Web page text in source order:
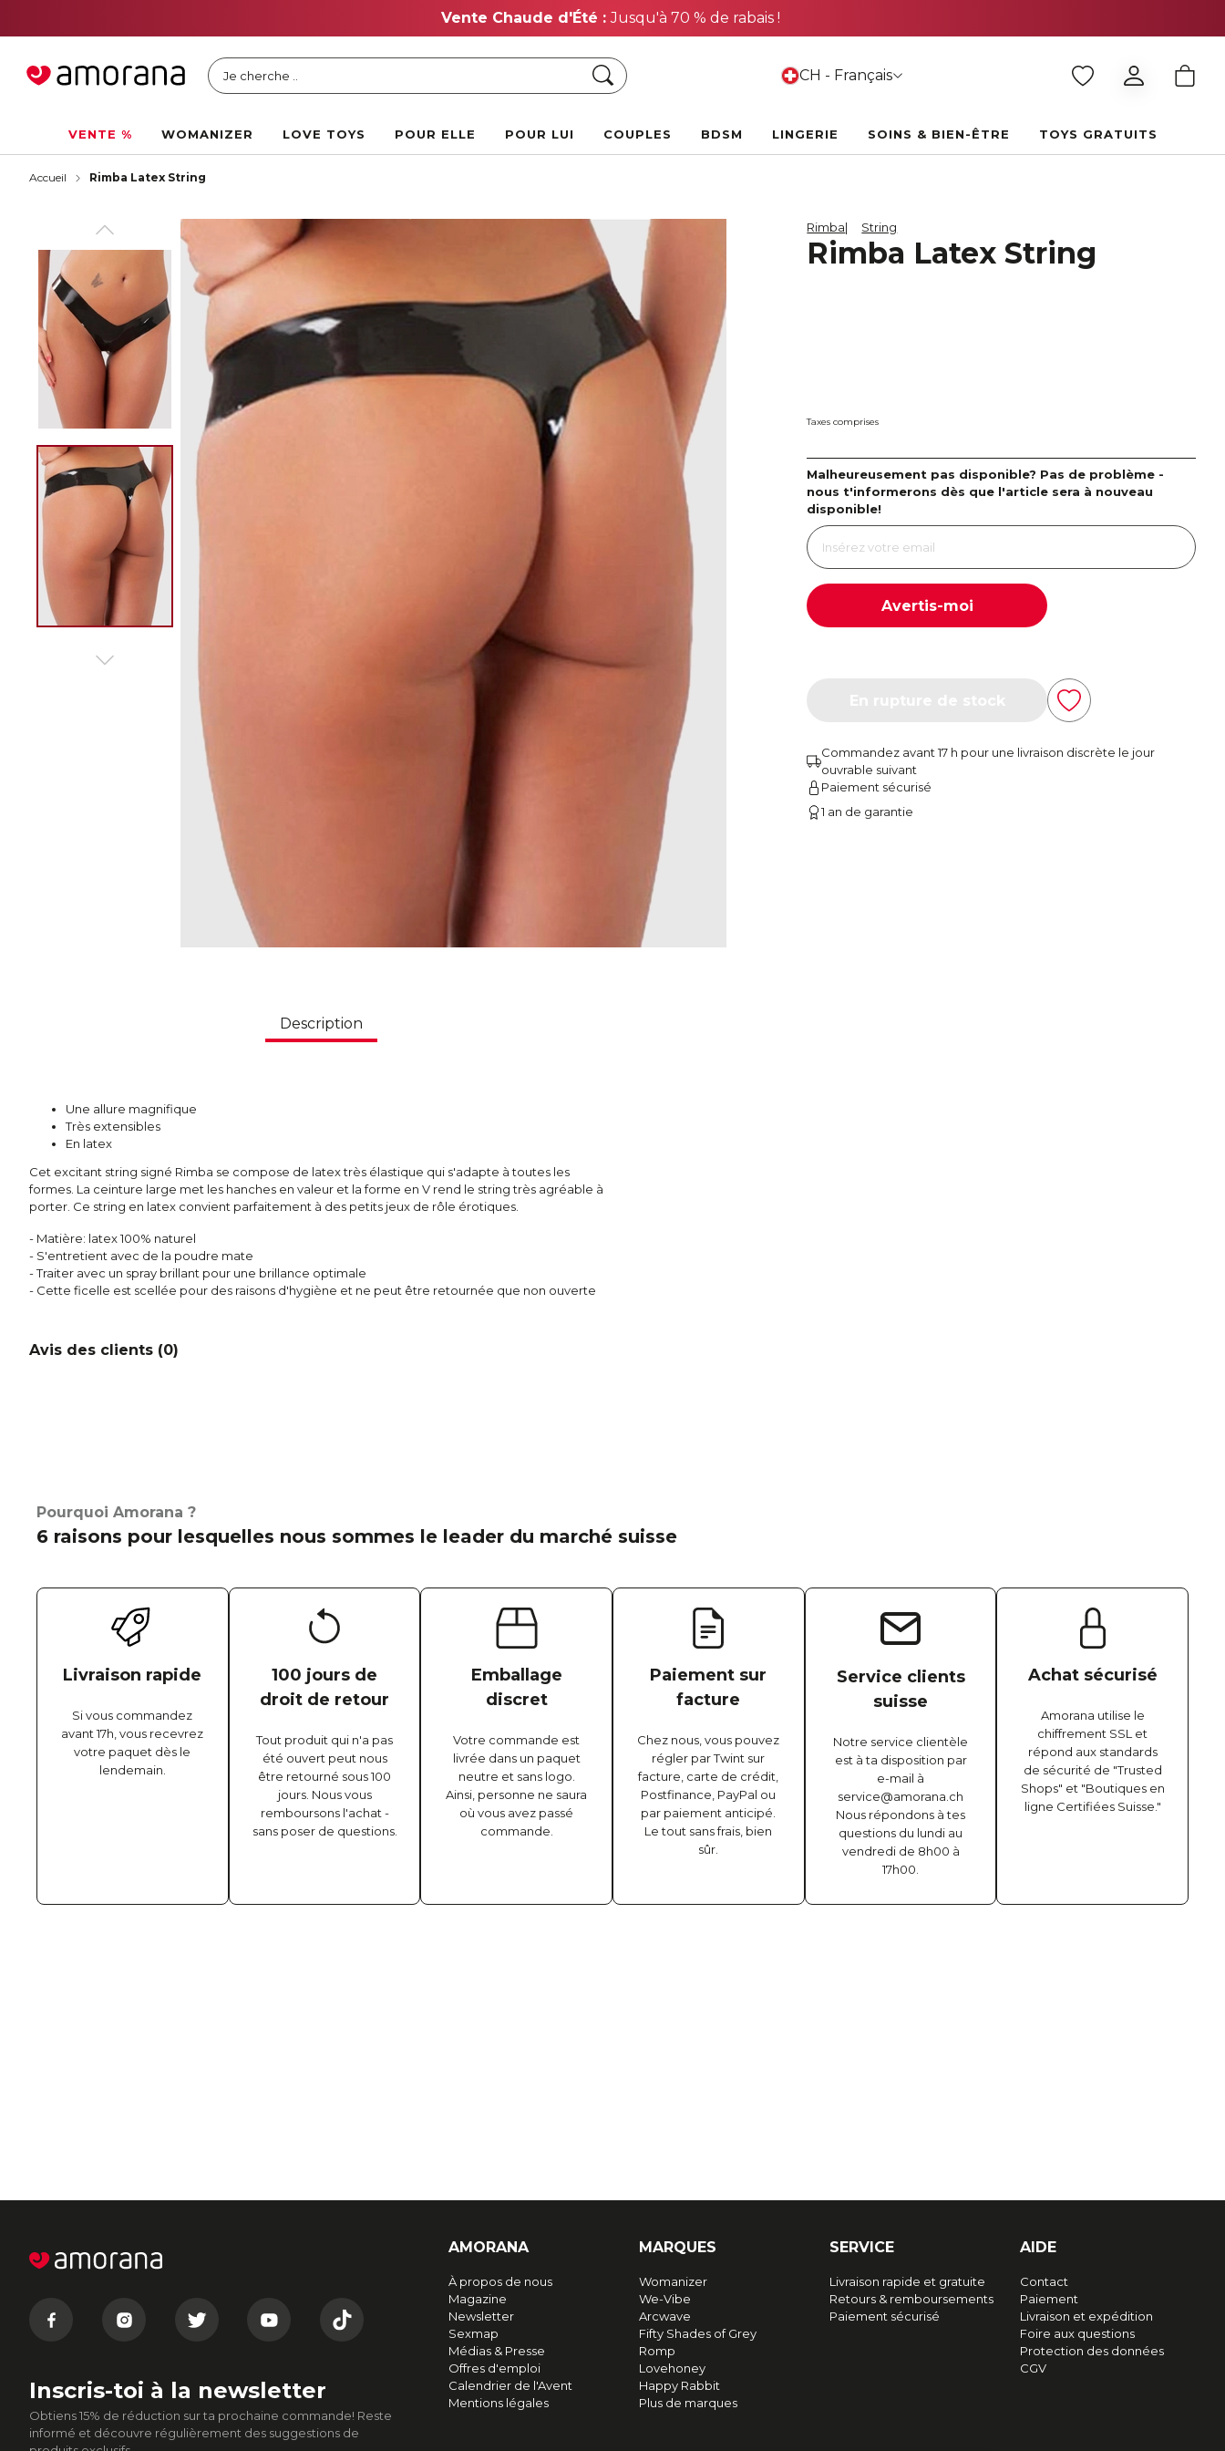
Vente Chaude d'Été :Jusqu'à 70 % de rabais !
Je cherche .. Chercher CH - Français
VENTE % WOMANIZER LOVE TOYS POUR ELLE POUR LUI COUPLES BDSM LINGERIE SOINS & BIEN-ÊTRE TOYS GRATUITS
Accueil Rimba Latex String
Rimba String
Rimba Latex String
Taxes comprises
Malheureusement pas disponible? Pas de problème -
nous t'informerons dès que l'article sera à nouveau
disponible!
Avertis-moi
Commandez avant 17 h pour une livraison discrète le jour
ouvrable suivant
Paiement sécurisé
1 an de garantie
Description
Une allure magnifique
Très extensibles
En latex
Cet excitant string signé Rimba se compose de latex très élastique qui s'adapte à toutes les
formes. La ceinture large met les hanches en valeur et la forme en V rend le string très agréable à
porter. Ce string en latex convient parfaitement à des petits jeux de rôle érotiques.
- Matière: latex 100% naturel
- S'entretient avec de la poudre mate
- Traiter avec un spray brillant pour une brillance optimale
- Cette ficelle est scellée pour des raisons d'hygiène et ne peut être retournée que non ouverte
Avis des clients (0)
Pourquoi Amorana ?
6 raisons pour lesquelles nous sommes le leader du marché suisse
Livraison rapide
Si vous commandez
avant 17h, vous recevrez
votre paquet dès le
lendemain.
100 jours de
droit de retour
Tout produit qui n'a pas
été ouvert peut nous
être retourné sous 100
jours. Nous vous
remboursons l'achat -
sans poser de questions.
Emballage
discret
Votre commande est
livrée dans un paquet
neutre et sans logo.
Ainsi, personne ne saura
où vous avez passé
commande.
Paiement sur
facture
Chez nous, vous pouvez
régler par Twint sur
facture, carte de crédit,
Postfinance, PayPal ou
par paiement anticipé.
Le tout sans frais, bien
sûr.
Service clients
suisse
Notre service clientèle
est à ta disposition par
e-mail à
service@amorana.ch
Nous répondons à tes
questions du lundi au
vendredi de 8h00 à
17h00.
Achat sécurisé
Amorana utilise le
chiffrement SSL et
répond aux standards
de sécurité de "Trusted
Shops" et "Boutiques en
ligne Certifiées Suisse."
Inscris-toi à la newsletter
Obtiens 15% de réduction sur ta prochaine commande! Reste
informé et découvre régulièrement des suggestions de
AMORANA
À propos de nous
Magazine
Newsletter
Sexmap
Médias & Presse
Offres d'emploi
Calendrier de l'Avent
Mentions légales
MARQUES
Womanizer
We-Vibe
Arcwave
Fifty Shades of Grey
Romp
Lovehoney
Happy Rabbit
Plus de marques
SERVICE
Livraison rapide et gratuite
Retours & remboursements
Paiement sécurisé
AIDE
Contact
Paiement
Livraison et expédition
Foire aux questions
Protection des données
CGV